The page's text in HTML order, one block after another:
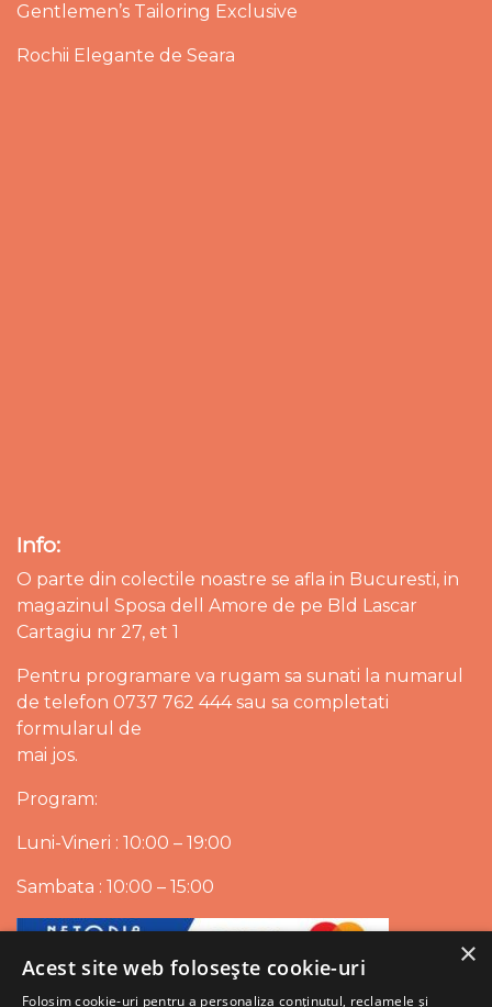
Gentlemen’s Tailoring Exclusive
Rochii Elegante de Seara
Info:
O parte din colectile noastre se afla in Bucuresti, in
magazinul Sposa dell Amore de pe Bld Lascar
Cartagiu nr 27, et 1
Pentru programare va rugam sa sunati la numarul
de telefon 0737 762 444 sau sa completati
formularul de
mai jos.
Program:
Luni-Vineri : 10:00 – 19:00
Sambata : 10:00 – 15:00
×
Acest site web folosește cookie-uri
Folosim cookie-uri pentru a personaliza conținutul, reclamele și